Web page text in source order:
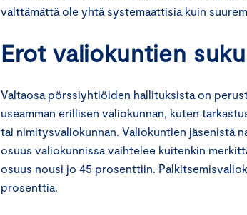
välttämättä ole yhtä systemaattisia kuin
Erot valiokuntien
Valtaosa pörssiyhtiöiden hallituksista on
useamman erillisen valiokunnan, kuten
tai nimitysvaliokunnan. Valiokuntien jäsenistä
osuus valiokunnissa vaihtelee kuitenkin
osuus nousi jo 45 prosenttiin.
prosenttia.